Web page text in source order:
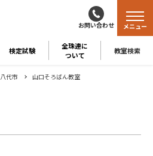
お問い合わせ
検定試験
全珠連に
ついて
教室検索
メニュー
八代市 山口そろばん教室